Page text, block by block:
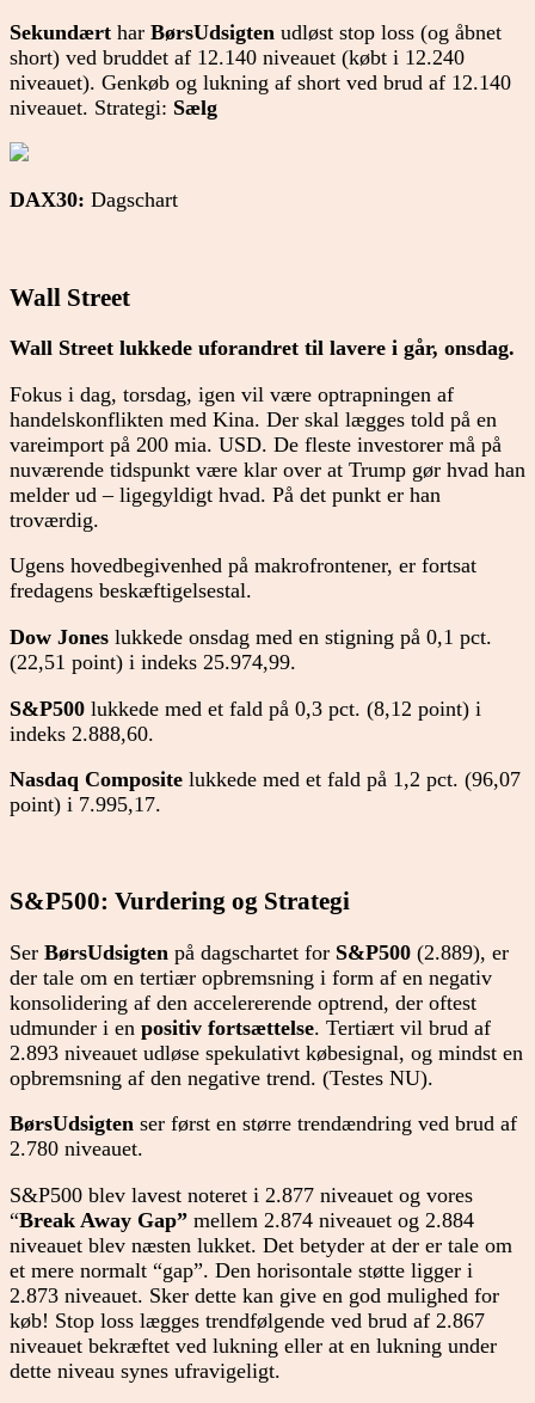
Sekundært har BørsUdsigten udløst stop loss (og åbnet
short) ved bruddet af 12.140 niveauet (købt i 12.240
niveauet). Genkøb og lukning af short ved brud af 12.140
niveauet. Strategi: Sælg
DAX30: Dagschart
Wall Street
Wall Street lukkede uforandret til lavere i går, onsdag.
Fokus i dag, torsdag, igen vil være optrapningen af
handelskonflikten med Kina. Der skal lægges told på en
vareimport på 200 mia. USD. De fleste investorer må på
nuværende tidspunkt være klar over at Trump gør hvad han
melder ud – ligegyldigt hvad. På det punkt er han
troværdig.
Ugens hovedbegivenhed på makrofrontener, er fortsat
fredagens beskæftigelsestal.
Dow Jones lukkede onsdag med en stigning på 0,1 pct.
(22,51 point) i indeks 25.974,99.
S&P500 lukkede med et fald på 0,3 pct. (8,12 point) i
indeks 2.888,60.
Nasdaq Composite lukkede med et fald på 1,2 pct. (96,07
point) i 7.995,17.
S&P500: Vurdering og Strategi
Ser BørsUdsigten på dagschartet for S&P500 (2.889), er
der tale om en tertiær opbremsning i form af en negativ
konsolidering af den accelererende optrend, der oftest
udmunder i en positiv fortsættelse. Tertiært vil brud af
2.893 niveauet udløse spekulativt købesignal, og mindst en
opbremsning af den negative trend. (Testes NU).
BørsUdsigten ser først en større trendændring ved brud af
2.780 niveauet.
S&P500 blev lavest noteret i 2.877 niveauet og vores
“Break Away Gap” mellem 2.874 niveauet og 2.884
niveauet blev næsten lukket. Det betyder at der er tale om
et mere normalt “gap”. Den horisontale støtte ligger i
2.873 niveauet. Sker dette kan give en god mulighed for
køb! Stop loss lægges trendfølgende ved brud af 2.867
niveauet bekræftet ved lukning eller at en lukning under
dette niveau synes ufravigeligt.